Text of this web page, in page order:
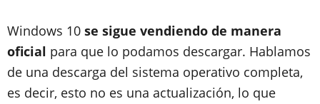
Windows 10 se sigue vendiendo de manera
oficial para que lo podamos descargar. Hablamos
de una descarga del sistema operativo completa,
es decir, esto no es una actualización, lo que